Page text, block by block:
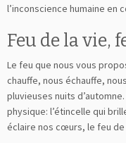
l’inconscience humaine en
Feu de la vie,
Le feu que nous vous
chauffe, nous échauffe,
pluvieuses nuits
physique: l’étincelle qui
éclaire nos cœurs, le feu de